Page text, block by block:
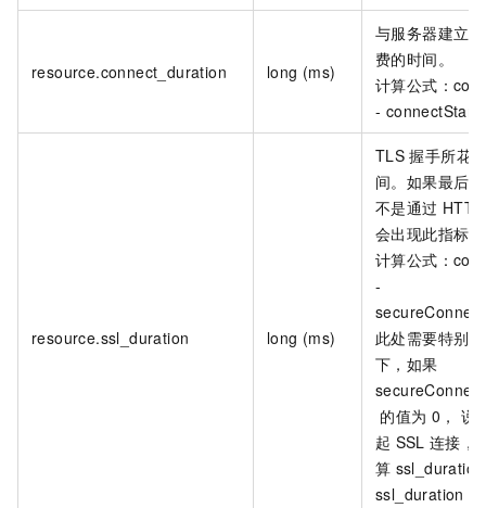
resource.connect_duration long (ms)
与服务器建立
费的时间。
计算公式：
- connectStart
resource.ssl_duration long (ms)
TLS 握手所花
间。如果最后
不是通过
会出现此指标。
计算公式：
-
此处需要特别
下，如果
的值为 0， 说
起 SSL 连接，
算
ssl_duration